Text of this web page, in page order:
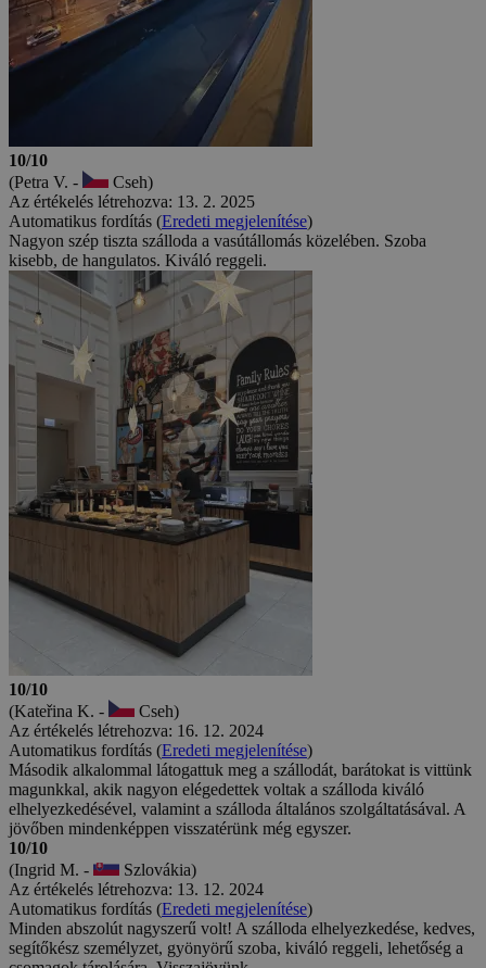
10/10
(Petra V. -
Cseh)
Az értékelés létrehozva: 13. 2. 2025
Automatikus fordítás (Eredeti megjelenítése)
Nagyon szép tiszta szálloda a vasútállomás közelében. Szoba
kisebb, de hangulatos. Kiváló reggeli.
10/10
(Kateřina K. -
Cseh)
Az értékelés létrehozva: 16. 12. 2024
Automatikus fordítás (Eredeti megjelenítése)
Második alkalommal látogattuk meg a szállodát, barátokat is vittünk
magunkkal, akik nagyon elégedettek voltak a szálloda kiváló
elhelyezkedésével, valamint a szálloda általános szolgáltatásával. A
jövőben mindenképpen visszatérünk még egyszer.
10/10
(Ingrid M. -
Szlovákia)
Az értékelés létrehozva: 13. 12. 2024
Automatikus fordítás (Eredeti megjelenítése)
Minden abszolút nagyszerű volt! A szálloda elhelyezkedése, kedves,
segítőkész személyzet, gyönyörű szoba, kiváló reggeli, lehetőség a